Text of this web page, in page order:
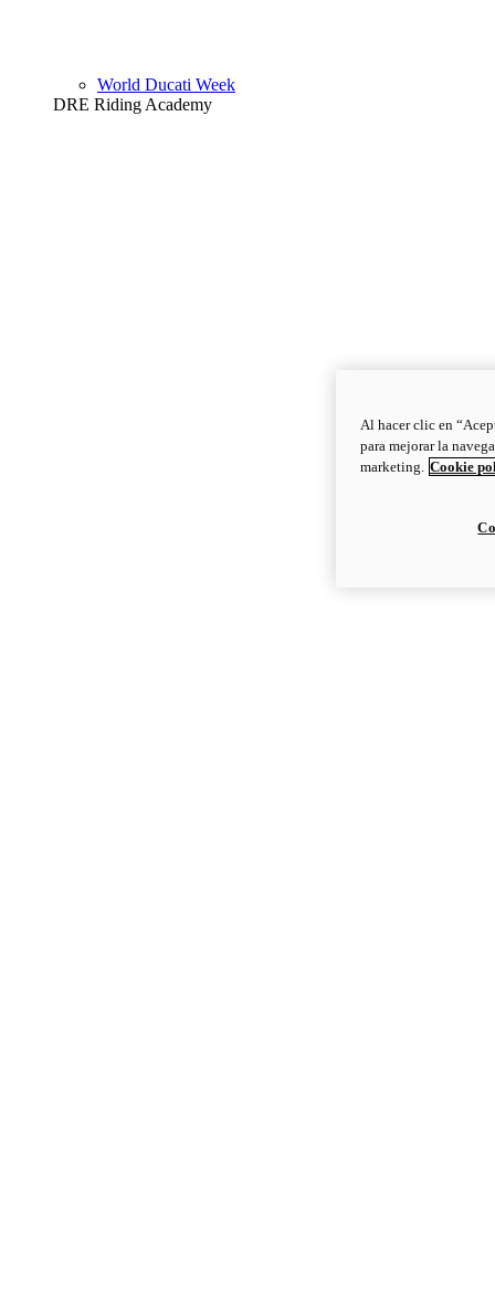
World Ducati Week
DRE Riding Academy
Al hacer clic en
para mejorar la
marketing. Cookie